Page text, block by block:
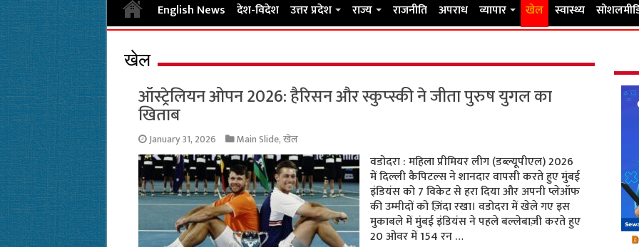
English News देश-विदेश उत्तर प्रदेश राज्य राजनीति अपराध व्यापार खेल स्वास्थ्य
खेल
ऑस्ट्रेलियन ओपन 2026: हैरिसन और स्कुप्स्की ने जीता पुरुष युगल का
खिताब
January 31, 2026 Main Slide,खेल
वडोदरा : महिला प्रीमियर लीग (डब्ल्यूपीएल) 2026
में दिल्ली कैपिटल्स ने शानदार वापसी करते हुए मुंबई
इंडियंस को 7 विकेट से हरा दिया और अपनी प्लेऑफ
की उम्मीदों को ज़िंदा रखा। वडोदरा में खेले गए इस
मुकाबले में मुंबई इंडियंस ने पहले बल्लेबाज़ी करते हुए
20 ओवर में 154 रन …